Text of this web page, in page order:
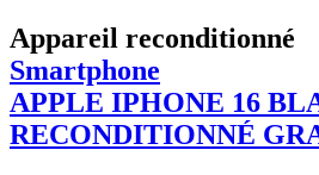
Appareil reconditionné
Smartphone
APPLE IPHONE 16
RECONDITIONNÉ